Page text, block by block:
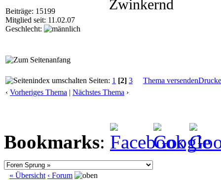
Beiträge: 15199
Mitglied seit: 11.02.07
Geschlecht:
Seiten: 1 [2] 3 Thema versenden
‹ Vorheriges Thema | Nächstes Thema ›
Bookmarks:
« Übersicht ‹ Forum